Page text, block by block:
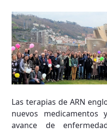
Las terapias de ARN
nuevos
avance de